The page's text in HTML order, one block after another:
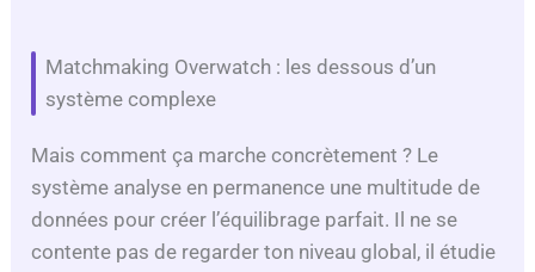
e
o
Matchmaking Overwatch : les dessous d’un
système complexe
Mais comment ça marche concrètement ? Le
système analyse en permanence une multitude de
données pour créer l’équilibrage parfait. Il ne se
contente pas de regarder ton niveau global, il étudie